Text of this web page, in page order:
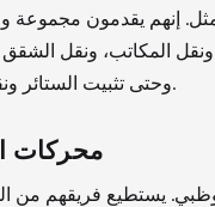
إنهم يقدمون
المكاتب، ونقل الشقق
وحتى تثبيت الستائر ونقل الأثاث.
محركات
يستطيع فريقهم من